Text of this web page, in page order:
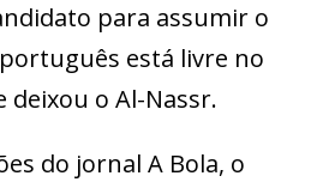
para assumir o
está livre no
deixou o Al-Nassr.
do jornal A Bola, o